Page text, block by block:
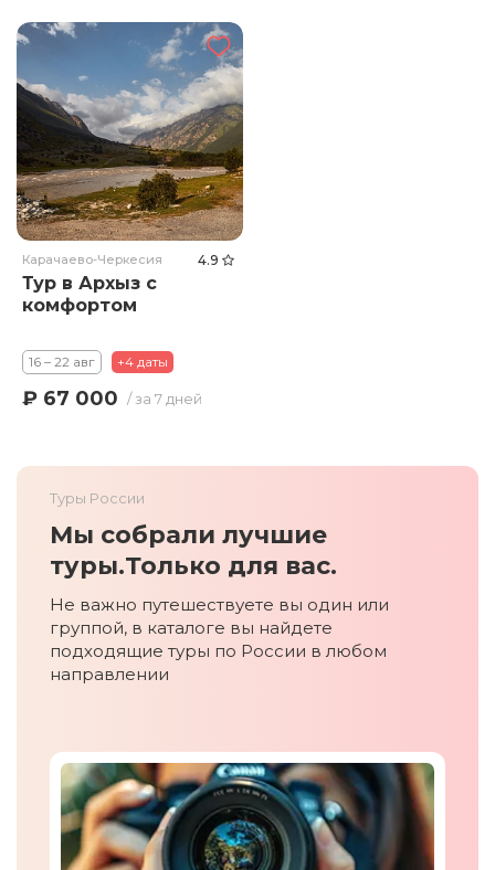
Карачаево-Черкесия 4.9
Тур в Архыз с
комфортом
16 – 22 авг +4 даты
₽ 67 000 / за 7 дней
Туры России
Мы собрали лучшие
туры.Только для вас.
Не важно путешествуете вы один или
группой, в каталоге вы найдете
подходящие туры по России в любом
направлении